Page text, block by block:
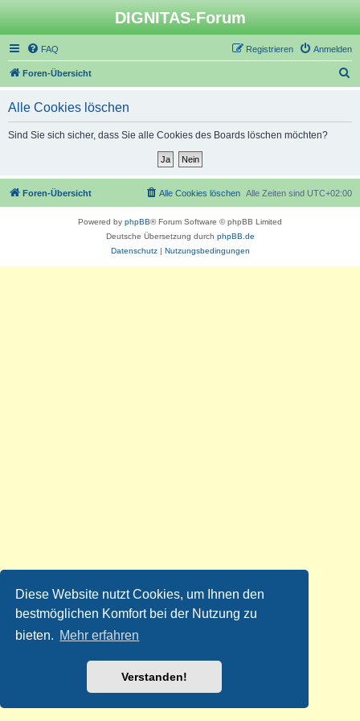
Diese Website nutzt Cookies, um Ihnen den
bestmöglichen Komfort bei der Nutzung zu
bieten. Mehr erfahren
Verstanden!
DIGNITAS-Forum
FAQ Anmelden
Registrieren
Foren-Übersicht
Alle Cookies löschen
Sind Sie sich sicher, dass Sie alle Cookies des Boards löschen möchten?
Foren-Übersicht Alle Zeiten sind UTC+02:00
Alle Cookies löschen
Powered by phpBB® Forum Software © phpBB Limited
Deutsche Übersetzung durch phpBB.de
Datenschutz| Nutzungsbedingungen